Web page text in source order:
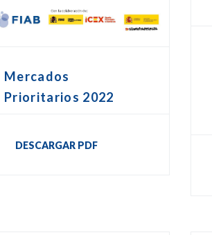
Mercados
Prioritarios 2022
DESCARGAR PDF